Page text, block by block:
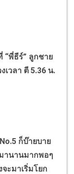
พี่ธีร์” ลูกชาย
วลา ตี 5.36 น.
ก็บ๊ายบาย
านานมากพอๆ
ะมาเริ่มโยก